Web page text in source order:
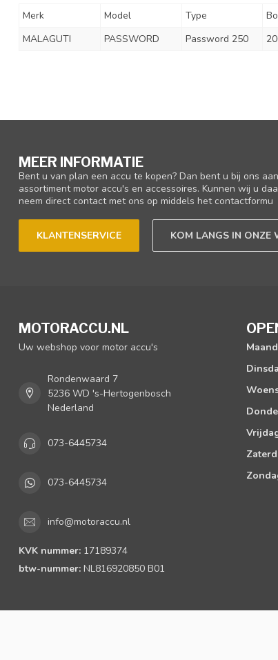
Merk Model Type
MALAGUTI
PASSWORD Password 250
MEER INFORMATIE
Bent u van plan een accu te kopen? Dan bent u bij ons
assortiment motor accu's en accessoires. Kunnen wij u
neem direct contact met ons op middels het contactformu
KLANTENSERVICE KOM LANGS IN ONZE
MOTORACCU.NL
Uw webshop voor motor accu's
Rondenwaard 7
5236 WD 's-Hertogenbosch
Nederland
073-6445734
073-6445734
info@motoraccu.nl
KVK nummer: 17189374
btw-nummer: NL816920850 B01